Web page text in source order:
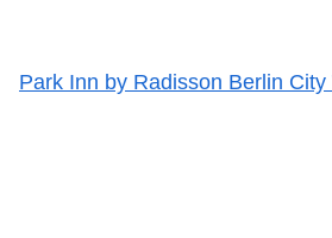
Park Inn by Radisson Berlin City